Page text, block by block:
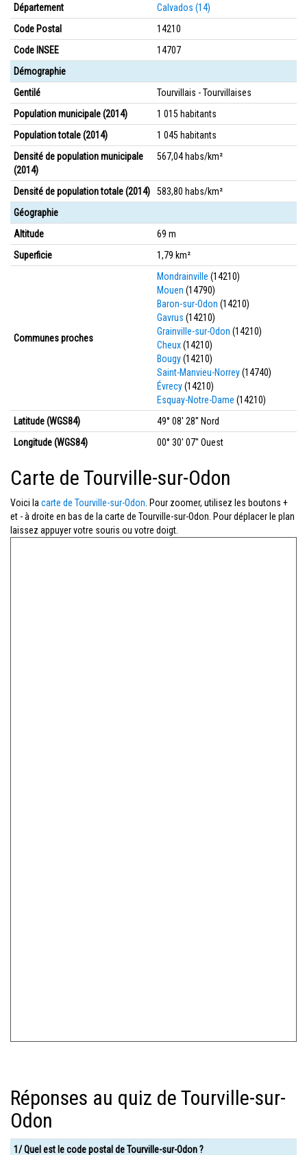
Département
Calvados (14)
Code Postal
14210
Code INSEE
14707
Démographie
Gentilé
Tourvillais - Tourvillaises
Population municipale (2014)
1 015 habitants
Population totale (2014)
1 045 habitants
Densité de population municipale
(2014)
567,04 habs/km²
Densité de population totale (2014)
583,80 habs/km²
Géographie
Altitude
69 m
Superficie
1,79 km²
Communes proches
Mondrainville (14210)
Mouen (14790)
Baron-sur-Odon (14210)
Gavrus (14210)
Grainville-sur-Odon (14210)
Cheux(14210)
Bougy(14210)
Saint-Manvieu-Norrey(14740)
Évrecy(14210)
Esquay-Notre-Dame (14210)
Latitude (WGS84)
49° 08' 28'' Nord
Longitude (WGS84)
00° 30' 07'' Ouest
Carte de Tourville-sur-Odon
Voici la carte de Tourville-sur-Odon . Pour zoomer, utilisez les boutons +
et - à droite en bas de la carte de Tourville-sur-Odon. Pour déplacer le plan
laissez appuyer votre souris ou votre doigt.
Réponses au quiz de Tourville-sur-
Odon
1/ Quel est le code postal de Tourville-sur-Odon ?